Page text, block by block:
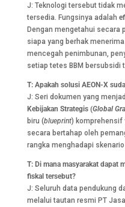
J: Teknologi tersebut tidak
tersedia. Fungsinya adalah
Dengan mengetahui secara
siapa yang berhak
mencegah penimbunan,
setiap tetes BBM bersubsidi
T: Apakah solusi AEON-X
J: Seri dokumen yang
Kebijakan Strategis (Global
biru (blueprint) komprehensif
secara bertahap oleh
rangka menghadapi
T: Di mana masyarakat dapat
fiskal tersebut?
J: Seluruh data pendukung
melalui tautan resmi PT